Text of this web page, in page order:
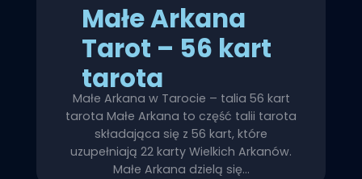
Małe Arkana
Tarot – 56 kart
tarota
Małe Arkana w Tarocie – talia 56 kart
tarota Małe Arkana to część talii tarota
składająca się z 56 kart, które
uzupełniają 22 karty Wielkich Arkanów.
Małe Arkana dzielą się…